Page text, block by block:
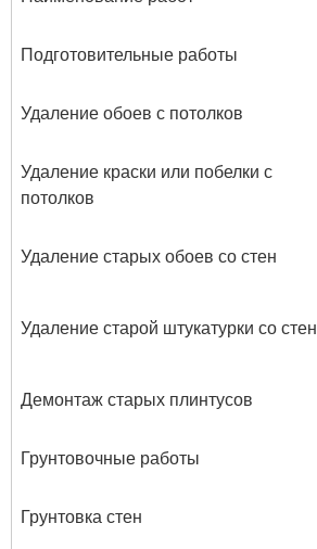
Подготовительные работы
Удаление обоев с потолков
Удаление краски или побелки с
потолков
Удаление старых обоев со стен
Удаление старой штукатурки со стен
Демонтаж старых плинтусов
Грунтовочные работы
Грунтовка стен